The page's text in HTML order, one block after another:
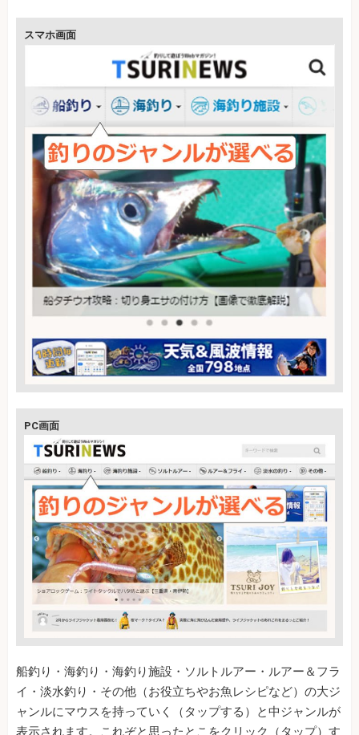
スマホ画面
PC画面
船釣り・海釣り・海釣り施設・ソルトルアー・ルアー＆フラ
イ・淡水釣り・その他（お役立ちやお魚レシピなど）の大ジ
ャンルにマウスを持っていく（タップする）と中ジャンルが
表示されます。これぞと思ったとこをクリック（タップ）す